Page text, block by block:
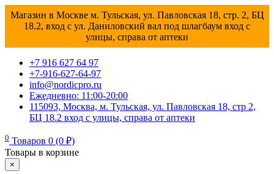
Магазин в Москве м. Тульская, ул. Павловская 18, стр. 2, БЦ
18.2, вход с ул. Даниловский вал под шлагбаум вход с
улицы, справа от аптеки
+7 916 627 64 97
+7-916-627-64-97
info@nordicpro.ru
Ежедневно: 11:00-20:00
115093, Москва, м. Тульская, ул. Павловская 18, стр 2,
БЦ 18.2 вход с улицы, справа от аптеки
0 Товаров 0 (0 ₽)
Товары в корзине
×